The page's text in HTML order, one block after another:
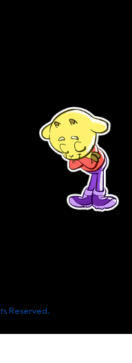
Reserved.
219 Trung Kinh Str.,
169 Dien Bien Phu Str.,